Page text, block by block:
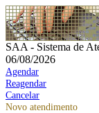
SAA - Sistema de
06/08/2026
Agendar
Reagendar
Cancelar
Novo atendimento